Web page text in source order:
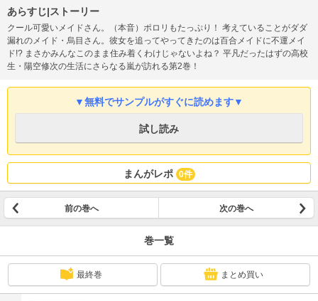
あらすじ|ストーリー
クール可愛いメイドさん。（本音）ポロリもたっぷり！ 考えていることがダダ
漏れのメイド・烏目さん。彼女を追ってやってきたのは百合メイドに不運メイ
ド!? まさかみんなこのまま住み着くわけじゃないよね？ 平凡だったはずの高校
生・陽空修次の生活にさらなる嵐が訪れる第2巻！
▼無料でサンプルがすぐに読めます▼
試し読み
まんがレポ 0件
前の巻へ 次の巻へ
巻一覧
最終巻 まとめ買い